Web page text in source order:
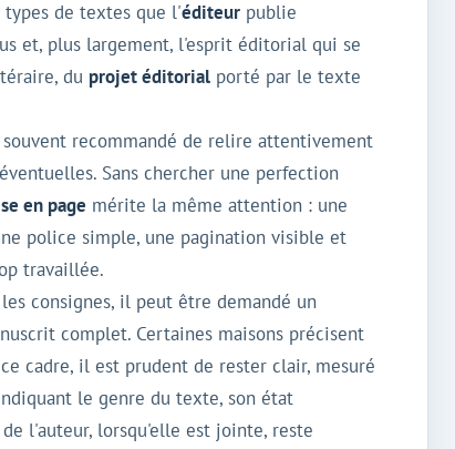
types de textes que l'éditeur publie
et, plus largement, l'esprit éditorial qui se
du projet éditorial porté par le texte
recommandé de relire attentivement
Sans chercher une perfection
en page mérite la même attention : une
police simple, une pagination visible et
travaillée.
consignes, il peut être demandé un
complet. Certaines maisons précisent
cadre, il est prudent de rester clair, mesuré
le genre du texte, son état
l'auteur, lorsqu'elle est jointe, reste